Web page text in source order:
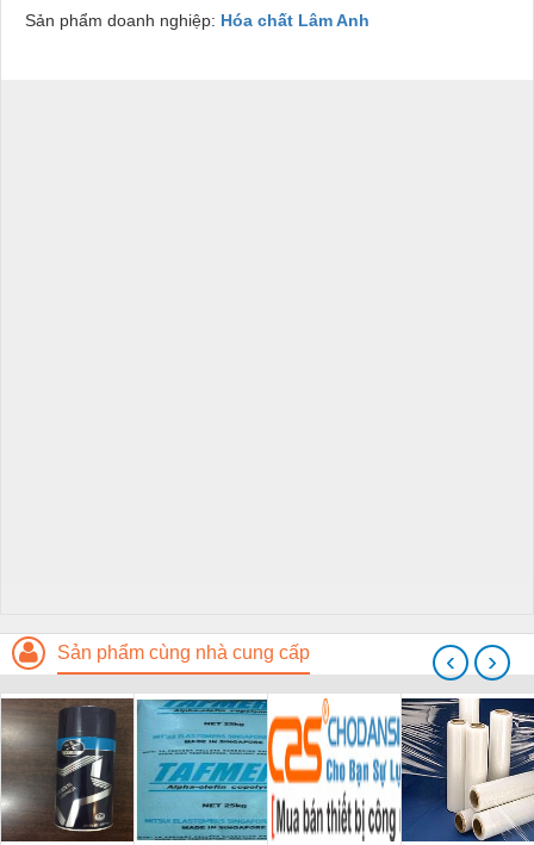
Sản phẩm doanh nghiệp: Hóa chất Lâm Anh
Sản phẩm cùng nhà cung cấp ‹ ›